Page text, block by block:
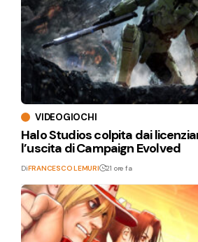
VIDEOGIOCHI
Halo Studios colpita dai
l’uscita di Campaign Evolved
DiFRANCESCO LEMURI 21 ore fa